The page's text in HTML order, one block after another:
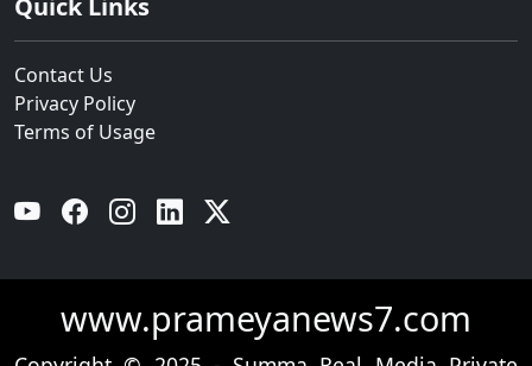
Contact Us
Privacy Policy
Terms of Usage
YouTube Facebook Instagram Linkedin
www.prameyanews7.com